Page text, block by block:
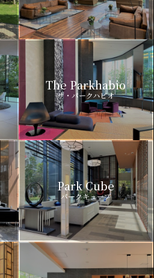
The Parkhabio
ザ・パークハビオ
Park Cube
パークキューブ